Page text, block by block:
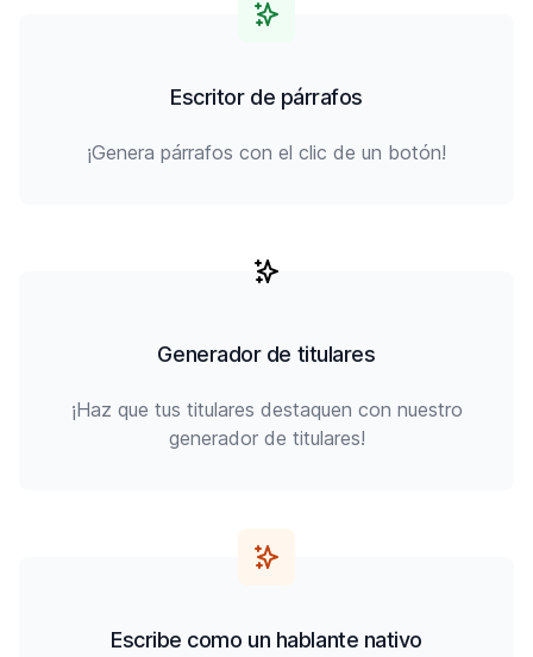
Escritor de párrafos
¡Genera párrafos con el clic de un botón!
Generador de titulares
¡Haz que tus titulares destaquen con nuestro
generador de titulares!
Escribe como un hablante nativo